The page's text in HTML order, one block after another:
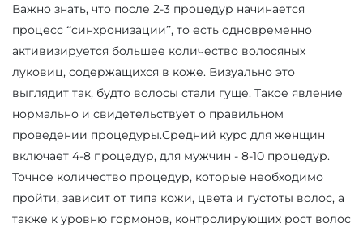
Важно знать, что после 2-3 процедур начинается
процесс “синхронизации”, то есть одновременно
активизируется большее количество волосяных
луковиц, содержащихся в коже. Визуально это
выглядит так, будто волосы стали гуще. Такое явление
нормально и свидетельствует о правильном
проведении процедуры.Средний курс для женщин
включает 4-8 процедур, для мужчин - 8-10 процедур.
Точное количество процедур, которые необходимо
пройти, зависит от типа кожи, цвета и густоты волос, а
также к уровню гормонов, контролирующих рост волос